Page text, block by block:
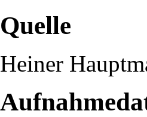
Quelle
Heiner